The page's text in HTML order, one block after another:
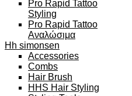
Pro Rapid Tattoo
Styling
Pro Rapid Tattoo
Αναλώσιμα
Hh simonsen
Accessories
Combs
Hair Brush
HHS Hair Styling